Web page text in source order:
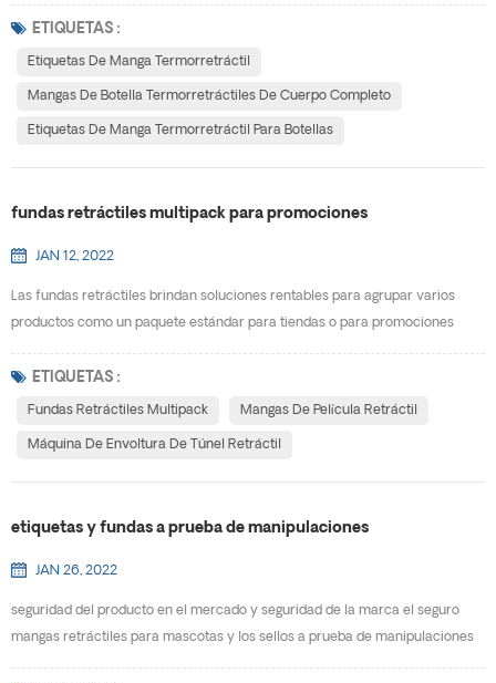
cuerpo completo, maximizará el espacio que tiene para promover su marca
y hacer llegar su mensaje a los consumidores. Las etiquetas retráctiles se
ETIQUETAS :
Etiquetas De Manga Termorretráctil
Mangas De Botella Termorretráctiles De Cuerpo Completo
Etiquetas De Manga Termorretráctil Para Botellas
fundas retráctiles multipack para promociones
JAN 12, 2022
Las fundas retráctiles brindan soluciones rentables para agrupar varios
productos como un paquete estándar para tiendas o para promociones
ayudar a satisfacer las necesidades de nuestros clientes. Las fundas
retráctiles de paquetes múltiples permiten productos de varias formas y
ETIQUETAS :
Fundas Retráctiles Multipack Mangas De Película Retráctil
Máquina De Envoltura De Túnel Retráctil
etiquetas y fundas a prueba de manipulaciones
JAN 26, 2022
seguridad del producto en el mercado y seguridad de la marca el seguro
mangas retráctiles para mascotas y los sellos a prueba de manipulaciones